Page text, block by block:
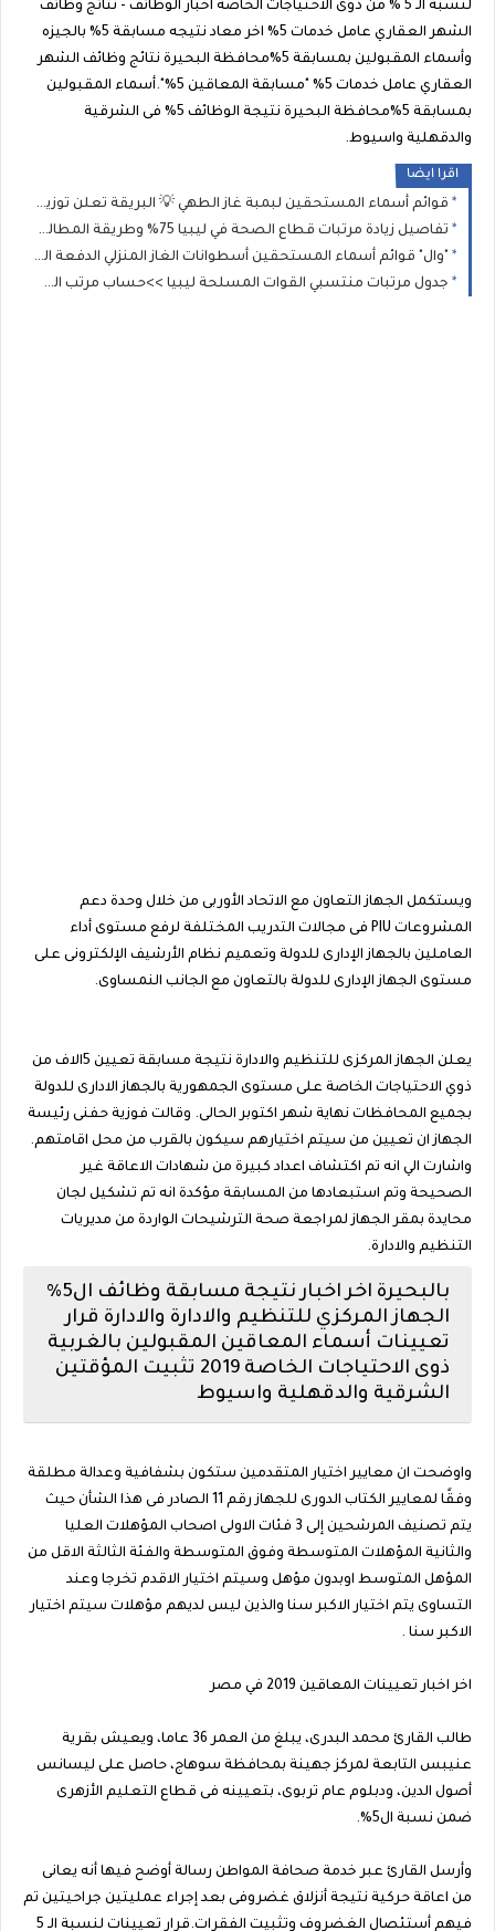
لنسبة الـ 5 % من ذوى الاحتياجات الخاصة اخبار الوظائف - نتائج وظائف
الشهر العقاري عامل خدمات 5% اخر معاد نتيجه مسابقة 5% بالجيزه
وأسماء المقبولين بمسابقة 5%محافظة البحيرة نتائج وظائف الشهر
العقاري عامل خدمات 5% "مسابقة المعاقين 5%".أسماء المقبولين
بمسابقة 5%محافظة البحيرة نتيجة الوظائف 5% فى الشرقية
والدقهلية واسيوط.
اقرا ايضا
قوائم أسماء المستحقين لبمبة غاز الطهي 💡 البريقة تعلن توزيع (الدفعة الثانية) من إسطوانات الغاز بمدينة جالو للمدرجين بـ 2026
تفاصيل زيادة مرتبات قطاع الصحة في ليبيا 75% وطريقة المطالبة بالفروقات المالية المتبقية عن طريق وزارة الصحة الليبية؟
"وال" قوائم أسماء المستحقين أسطوانات الغاز المنزلي الدفعة الجديدة: الشروط ورابط طباعة الإيصال للمسجلين (2021، 2025، و2026)
جدول مرتبات منتسبي القوات المسلحة ليبيا >>حساب مرتب العسكري بعد الزيادة بناءً على الرتبة وسنوات الخدمة
ويستكمل الجهاز التعاون مع الاتحاد الأوربى من خلال وحدة دعم
المشروعات PIU فى مجالات التدريب المختلفة لرفع مستوى أداء
العاملين بالجهاز الإدارى للدولة وتعميم نظام الأرشيف الإلكترونى على
مستوى الجهاز الإدارى للدولة بالتعاون مع الجانب النمساوى.
يعلن الجهاز المركزى للتنظيم والادارة نتيجة مسابقة تعيين 5الاف من
ذوي الاحتياجات الخاصة على مستوى الجمهورية بالجهاز الادارى للدولة
بجميع المحافظات نهاية شهر اكتوبر الحالى. وقالت فوزية حفنى رئيسة
الجهاز ان تعيين من سيتم اختيارهم سيكون بالقرب من محل اقامتهم.
واشارت الي انه تم اكتشاف اعداد كبيرة من شهادات الاعاقة غير
الصحيحة وتم استبعادها من المسابقة مؤكدة انه تم تشكيل لجان
محايدة بمقر الجهاز لمراجعة صحة الترشيحات الواردة من مديريات
التنظيم والادارة.
بالبحيرة اخر اخبار نتيجة مسابقة وظائف ال5%
الجهاز المركزي للتنظيم والادارة والادارة قرار
تعيينات أسماء المعاقين المقبولين بالغربية
ذوى الاحتياجات الخاصة 2019 تثبيت المؤقتين
الشرقية والدقهلية واسيوط
واوضحت ان معايير اختيار المتقدمين ستكون بشفافية وعدالة مطلقة
وفقًا لمعايير الكتاب الدورى للجهاز رقم 11 الصادر فى هذا الشأن حيث
يتم تصنيف المرشحين إلى 3 فئات الاولى اصحاب المؤهلات العليا
والثانية المؤهلات المتوسطة وفوق المتوسطة والفئة الثالثة الاقل من
المؤهل المتوسط اوبدون مؤهل وسيتم اختيار الاقدم تخرجا وعند
التساوى يتم اختيار الاكبر سنا والذين ليس لديهم مؤهلات سيتم اختيار
الاكبر سنا .
اخر اخبار تعيينات المعاقين 2019 في مصر
طالب القارئ محمد البدرى، يبلغ من العمر 36 عاما، ويعيش بقرية
عنيبس التابعة لمركز جهينة بمحافظة سوهاج، حاصل على ليسانس
أصول الدين، ودبلوم عام تربوى، بتعيينه فى قطاع التعليم الأزهرى
ضمن نسبة ال5%.
وأرسل القارئ عبر خدمة صحافة المواطن رسالة أوضح فيها أنه يعانى
من اعاقة حركية نتيجة أنزلاق غضروفى بعد إجراء عمليتين جراحيتين تم
فيهم أستئصال الغضروف وتثبيت الفقرات.قرار تعيينات لنسبة الـ 5